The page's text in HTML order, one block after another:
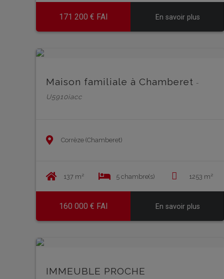
171 200 € FAI En savoir plus
Maison familiale à Chamberet -
U5910iacc
Corrèze (Chamberet)
137 m² 5 chambre(s) 1253 m²
160 000 € FAI En savoir plus
IMMEUBLE PROCHE